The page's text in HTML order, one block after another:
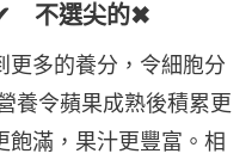
✔ 不選尖的✖
更多的養分，令細胞分
養令蘋果成熟後積累更
飽滿，果汁更豐富。相